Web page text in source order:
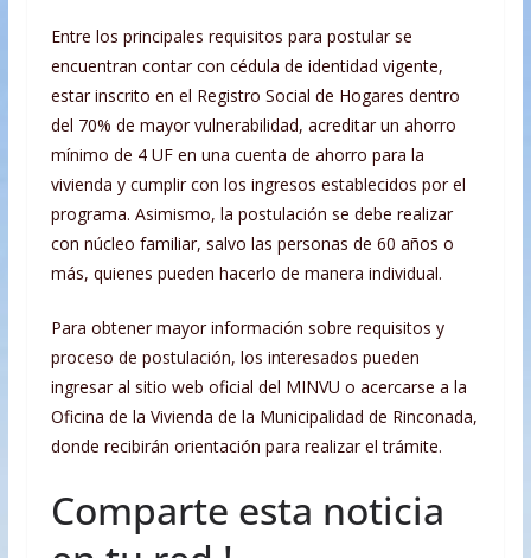
Entre los principales requisitos para postular se
encuentran contar con cédula de identidad vigente,
estar inscrito en el Registro Social de Hogares dentro
del 70% de mayor vulnerabilidad, acreditar un ahorro
mínimo de 4 UF en una cuenta de ahorro para la
vivienda y cumplir con los ingresos establecidos por el
programa. Asimismo, la postulación se debe realizar
con núcleo familiar, salvo las personas de 60 años o
más, quienes pueden hacerlo de manera individual.
Para obtener mayor información sobre requisitos y
proceso de postulación, los interesados pueden
ingresar al sitio web oficial del MINVU o acercarse a la
Oficina de la Vivienda de la Municipalidad de Rinconada,
donde recibirán orientación para realizar el trámite.
Comparte esta noticia